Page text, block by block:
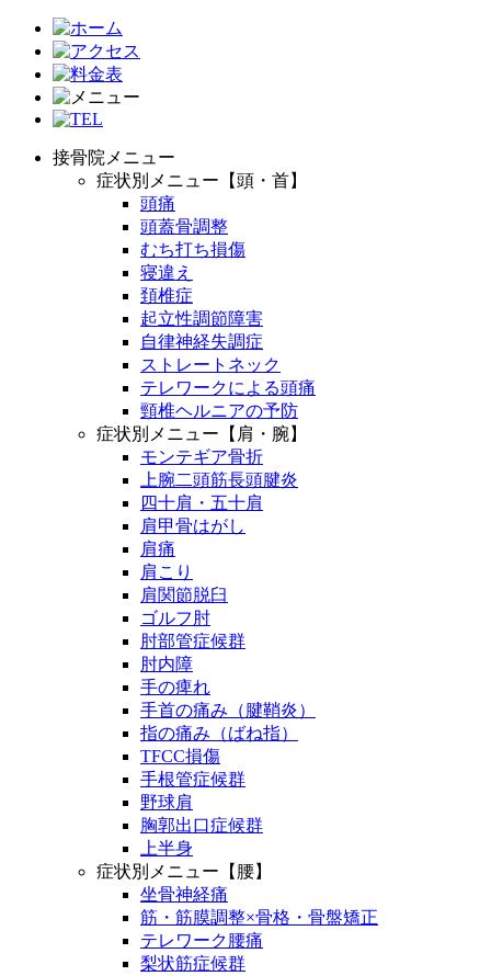
接骨院メニュー
症状別メニュー【頭・首】
頭痛
頭蓋骨調整
むち打ち損傷
寝違え
頚椎症
起立性調節障害
自律神経失調症
ストレートネック
テレワークによる頭痛
頸椎ヘルニアの予防
症状別メニュー【肩・腕】
モンテギア骨折
上腕二頭筋長頭腱炎
四十肩・五十肩
肩甲骨はがし
肩痛
肩こり
肩関節脱臼
ゴルフ肘
肘部管症候群
肘内障
手の痺れ
手首の痛み（腱鞘炎）
指の痛み（ばね指）
TFCC損傷
手根管症候群
野球肩
胸郭出口症候群
上半身
症状別メニュー【腰】
坐骨神経痛
筋・筋膜調整×骨格・骨盤矯正
テレワーク腰痛
梨状筋症候群